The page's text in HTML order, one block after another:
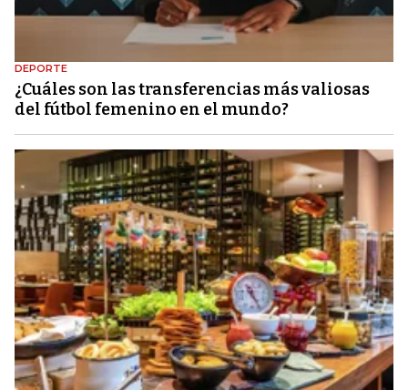
DEPORTE
¿Cuáles son las transferencias más valiosas
del fútbol femenino en el mundo?